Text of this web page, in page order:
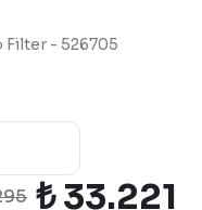
Filter - 526705
₺ 33.221